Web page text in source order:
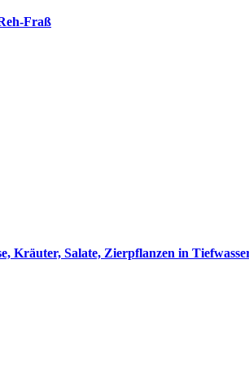
Fraß
Kräuter, Salate, Zierpflanzen in